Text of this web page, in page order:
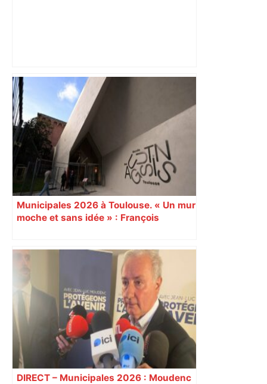
« Rien d'inquiétant » pour Guillaume
Restes, le gardien de Toulouse, après
sa sortie à Metz – L'Équipe
Municipales 2026 à Toulouse. « Un mur
moche et sans idée » : François
Augustins
DIRECT – Municipales 2026 : Moudenc